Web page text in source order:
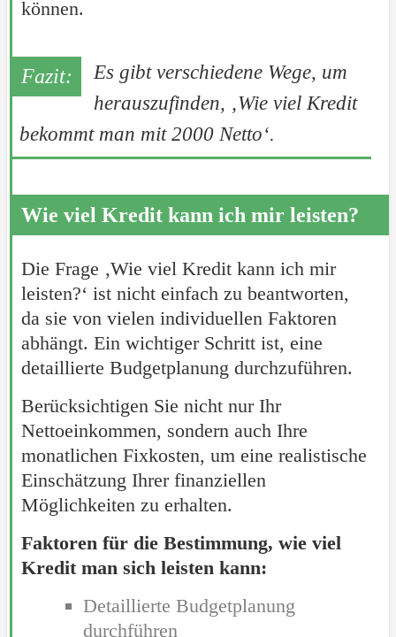
können.
Es gibt verschiedene Wege, um
herauszufinden, ‚Wie viel Kredit
bekommt man mit 2000 Netto‘.
Wie viel Kredit kann ich mir leisten?
Die Frage ‚Wie viel Kredit kann ich mir
leisten?‘ ist nicht einfach zu beantworten,
da sie von vielen individuellen Faktoren
abhängt. Ein wichtiger Schritt ist, eine
detaillierte Budgetplanung durchzuführen.
Berücksichtigen Sie nicht nur Ihr
Nettoeinkommen, sondern auch Ihre
monatlichen Fixkosten, um eine realistische
Einschätzung Ihrer finanziellen
Möglichkeiten zu erhalten.
Faktoren für die Bestimmung, wie viel
Kredit man sich leisten kann:
Detaillierte Budgetplanung
durchführen